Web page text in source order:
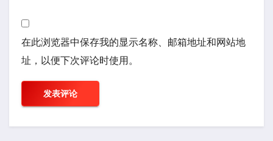
在此浏览器中保存我的显示名称、邮箱地址和网站地
址，以便下次评论时使用。